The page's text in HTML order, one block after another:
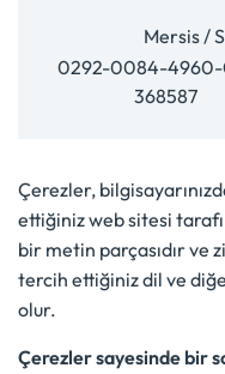
Mersis /
0292-0084-4960-
368587
Çerezler,
ettiğiniz web sitesi
bir metin parçasıdır
tercih ettiğiniz dil ve
olur.
Çerezler sayesinde bir